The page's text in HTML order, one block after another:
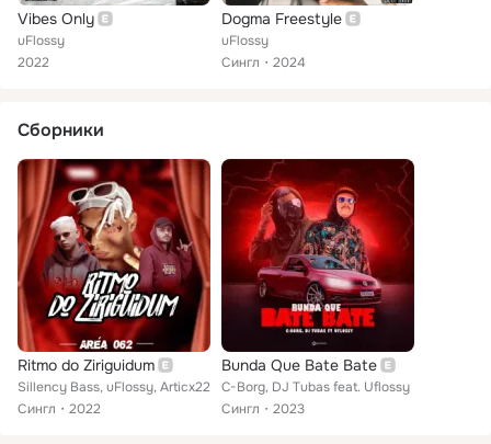
Vibes Only
uFlossy
2022
Dogma Freestyle
uFlossy
Сингл
2024
Сборники
Ritmo do Ziriguidum
Sillency Bass, uFlossy, Articx22
Сингл
2022
Bunda Que Bate Bate
C-Borg, DJ Tubas feat. Uflossy
Сингл
2023